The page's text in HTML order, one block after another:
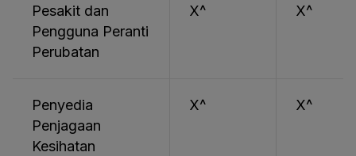
Pesakit dan
Pengguna Peranti
Perubatan
X^ X^
Penyedia
Penjagaan
Kesihatan
X^ X^